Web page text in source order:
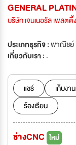
GENERAL
บริษัท เจนเนอรัล เพลต
ประเภทธุรกิจ :พาณิชย์
เกี่ยวกับเรา : .
แชร์ เก็บงาน
ร้องเรียน
ช่างCNC ใหม่